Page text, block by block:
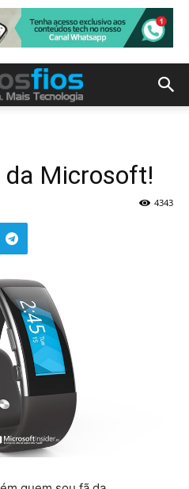
da Microsoft!
4343